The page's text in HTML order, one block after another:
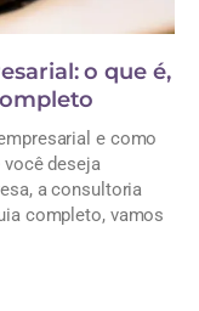
o que é,
e como
deseja
a consultoria
completo, vamos